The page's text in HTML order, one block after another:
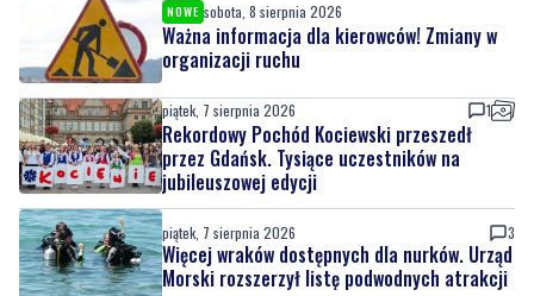
piątek, 7 sierpnia 2026
Rekordowy Pochód Kociewski przeszedł
przez Gdańsk. Tysiące uczestników na
jubileuszowej edycji
piątek, 7 sierpnia 2026
Więcej wraków dostępnych dla nurków. Urząd
Morski rozszerzył listę podwodnych atrakcji
MATERIAŁ PARTNERA piątek, 7 sierpnia 2026
Co jeść przy zaparciach? Dieta, błonnik i